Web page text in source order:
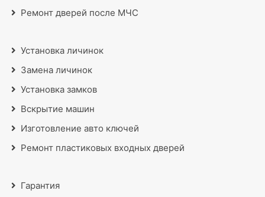
Ремонт дверей после МЧС
Установка личинок
Замена личинок
Установка замков
Вскрытие машин
Изготовление авто ключей
Ремонт пластиковых входных дверей
Гарантия